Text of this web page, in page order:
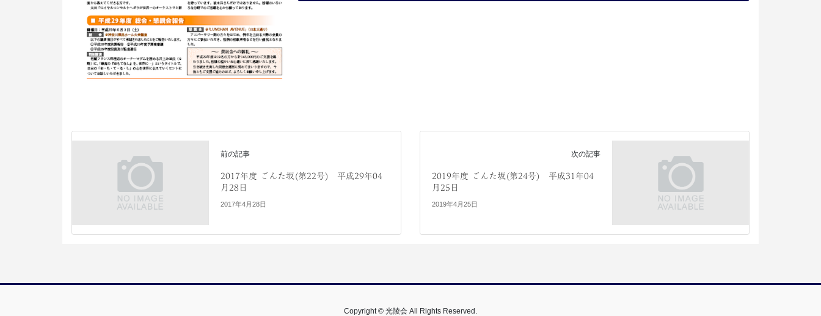
前の記事
2017年度 ごんた坂(第22号) 平成29年04
月28日
2017年4月28日
次の記事
2019年度 ごんた坂(第24号) 平成31年04
月25日
2019年4月25日
Copyright © 光陵会 All Rights Reserved.